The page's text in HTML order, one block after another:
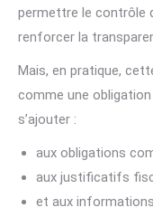
permettre le contrôle
renforcer la
Mais, en pratique,
comme une
s’ajouter :
aux obligations
aux justificatifs
et aux